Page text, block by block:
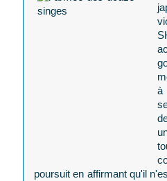
à
poursuit en affirmant qu'il